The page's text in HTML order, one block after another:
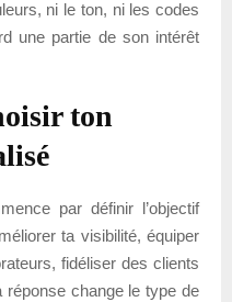
ni le ton, ni les codes
une partie de son intérêt
ton
par définir l’objectif
ta visibilité, équiper
fidéliser des clients
change le type de